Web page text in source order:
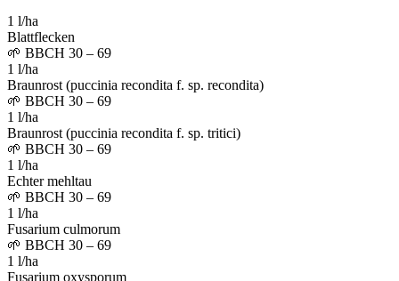
1 l/ha
Blattflecken
🌱 BBCH 30 – 69
1 l/ha
Braunrost (puccinia recondita f. sp. recondita)
🌱 BBCH 30 – 69
1 l/ha
Braunrost (puccinia recondita f. sp. tritici)
🌱 BBCH 30 – 69
1 l/ha
Echter mehltau
🌱 BBCH 30 – 69
1 l/ha
Fusarium culmorum
🌱 BBCH 30 – 69
1 l/ha
Fusarium oxysporum